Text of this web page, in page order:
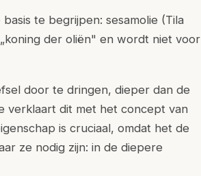
te begrijpen: sesamolie (Tila
der oliën" en wordt niet voor
door te dringen, dieper dan de
verklaart dit met het concept van
is cruciaal, omdat het de
ze nodig zijn: in de diepere